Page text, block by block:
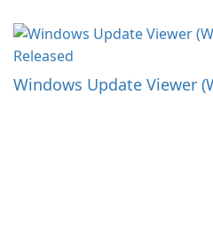
Windows Update Viewer